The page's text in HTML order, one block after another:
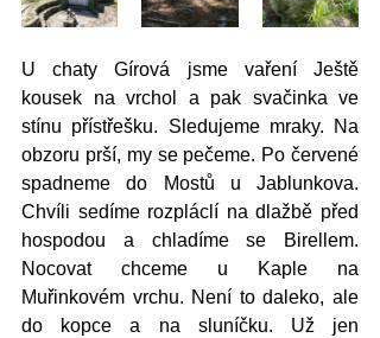
U chaty Gírová jsme vaření Ještě
kousek na vrchol a pak svačinka ve
stínu přístřešku. Sledujeme mraky. Na
obzoru prší, my se pečeme. Po červené
spadneme do Mostů u Jablunkova.
Chvíli sedíme rozpláclí na dlažbě před
hospodou a chladíme se Birellem.
Nocovat chceme u Kaple na
Muřinkovém vrchu. Není to daleko, ale
do kopce a na sluníčku. Už jen